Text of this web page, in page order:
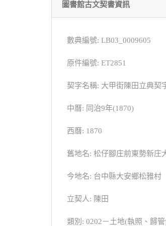
圖書館古文契書資訊
數典編號: LB03_0009605
原件編號: ET2851
契字名稱: 大甲街陳田立典契
中曆: 同治9年(1870)
西曆: 1870
舊地名: 松仔腳庄前東勢新庄
今地名: 台中縣大安鄉松雅村
立契人: 陳田
類別: 0202－土地(執照、歸